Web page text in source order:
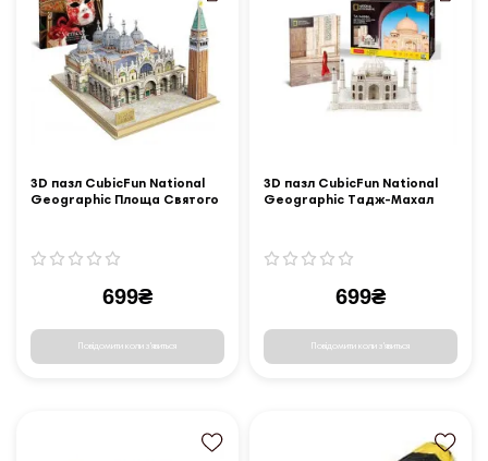
3D пазл CubicFun National
Geographic Площа Святого
699₴
Повідомити коли з'явиться
3D пазл CubicFun National
Geographic Тадж-Махал
699₴
Повідомити коли з'явиться